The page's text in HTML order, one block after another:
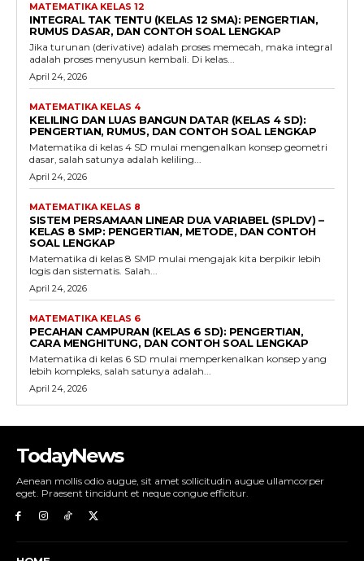
MATEMATIKA KELAS 12
INTEGRAL TAK TENTU (KELAS 12 SMA): PENGERTIAN,
RUMUS DASAR, DAN CONTOH SOAL LENGKAP
Jika turunan (derivative) adalah proses memecah, maka integral
adalah proses menyusun kembali. Di kelas...
April 24, 2026
MATEMATIKA KELAS 4
KELILING DAN LUAS BANGUN DATAR (KELAS 4 SD):
PENGERTIAN, RUMUS, DAN CONTOH SOAL LENGKAP
Matematika di kelas 4 SD mulai mengenalkan konsep geometri
dasar, salah satunya adalah keliling...
April 24, 2026
MATEMATIKA KELAS 8
SISTEM PERSAMAAN LINEAR DUA VARIABEL (SPLDV) –
KELAS 8 SMP: PENGERTIAN, METODE, DAN CONTOH
SOAL LENGKAP
Matematika di kelas 8 SMP mulai mengajak kita berpikir lebih
logis dan sistematis. Salah...
April 24, 2026
MATEMATIKA KELAS 6
PECAHAN CAMPURAN (KELAS 6 SD): PENGERTIAN,
CARA MENGHITUNG, DAN CONTOH SOAL LENGKAP
Matematika di kelas 6 SD mulai memperkenalkan konsep yang
lebih kompleks, salah satunya adalah...
April 24, 2026
TodayNews
Aenean mollis odio augue, sit amet sollicitudin augue ullamcorper
eget. Praesent tincidunt et neque congue efficitur.